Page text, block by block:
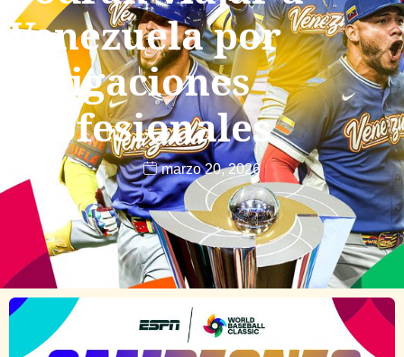
Venezuela por
obligaciones
profesionales
marzo 20, 2026